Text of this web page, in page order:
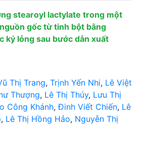
stearoyl lactylate trong một
gốc từ tinh bột bằng
ký lỏng sau bước dẫn xuất
Thị Trang, Trịnh Yến Nhi, Lê Việt
Thượng, Lê Thị Thúy, Lưu Thị
Công Khánh,Đinh Viết Chiến, Lê
, Lê Thị Hồng Hảo, Nguyễn Thị